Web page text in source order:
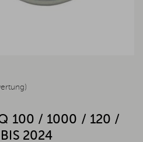
Q 100 / 1000 / 120 /
2024